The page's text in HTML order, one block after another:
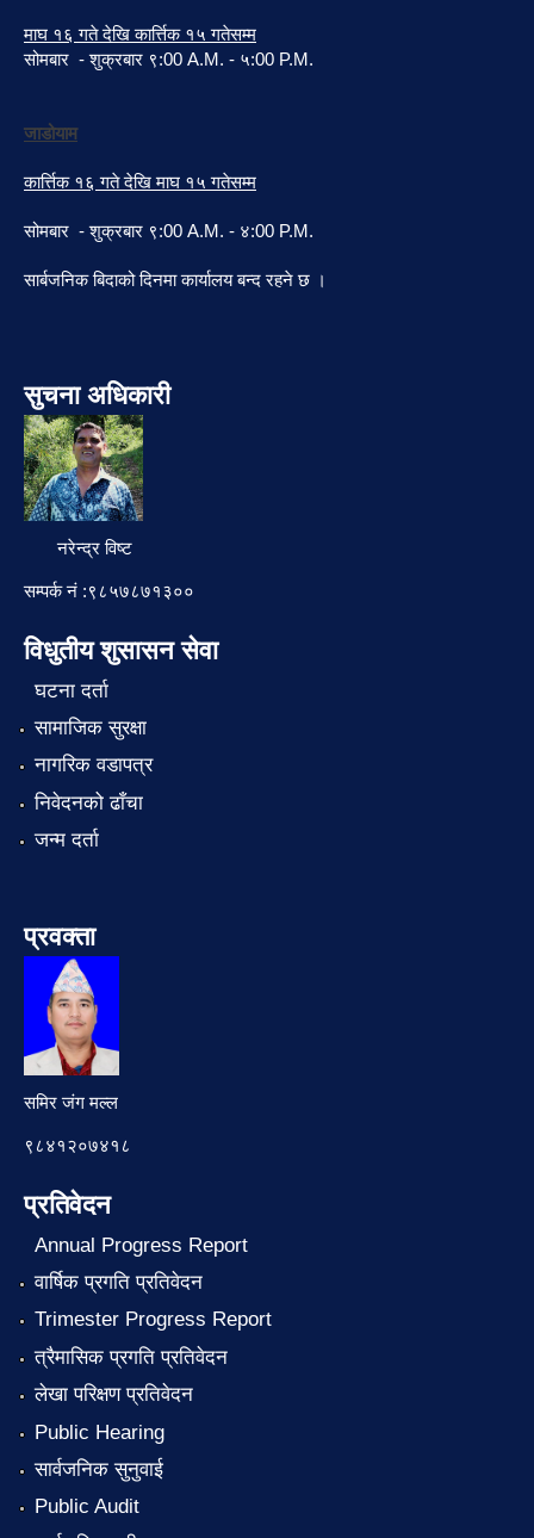
माघ १६ गते देखि कार्त्तिक १५ गतेसम्म
सोमबार - शुक्रबार ९:00 A.M. - ५:00 P.M.
जाडोयाम
कार्त्तिक १६ गते देखि माघ १५ गतेसम्म
सोमबार - शुक्रबार ९:00 A.M. - ४:00 P.M.
सार्बजनिक बिदाको दिनमा कार्यालय बन्द रहने छ ।
सुचना अधिकारी
नरेन्द्र विष्ट
सम्पर्क नं :९८५७८७१३००
विधुतीय शुसासन सेवा
घटना दर्ता
सामाजिक सुरक्षा
नागरिक वडापत्र
निवेदनको ढाँचा
जन्म दर्ता
प्रवक्ता
समिर जंग मल्ल
९८४१२०७४१८
प्रतिवेदन
Annual Progress Report
वार्षिक प्रगति प्रतिवेदन
Trimester Progress Report
त्रैमासिक प्रगति प्रतिवेदन
लेखा परिक्षण प्रतिवेदन
Public Hearing
सार्वजनिक सुनुवाई
Public Audit